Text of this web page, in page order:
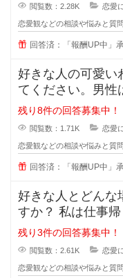
閲覧数：2.28K 恋愛
恋愛観などの相談や悩みと質問
回答済：「報酬UP中」
好きな人の可愛い
てください。男性
くれる女性が好き
残り8件の回答募集中！
閲覧数：1.71K 恋愛
恋愛観などの相談や悩みと質問
回答済：「報酬UP中」
好きな人とどんな
すか？ 私は仕事
ものを一緒に食べ
残り3件の回答募集中！
閲覧数：2.61K 恋愛
恋愛観などの相談や悩みと質問